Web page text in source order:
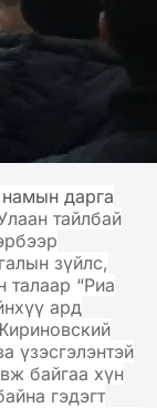
дарга
тайлбай
зүйлс,
талаар “Риа
ард
үзэсгэлэнтэй
байгаа хүн
гэдэгт